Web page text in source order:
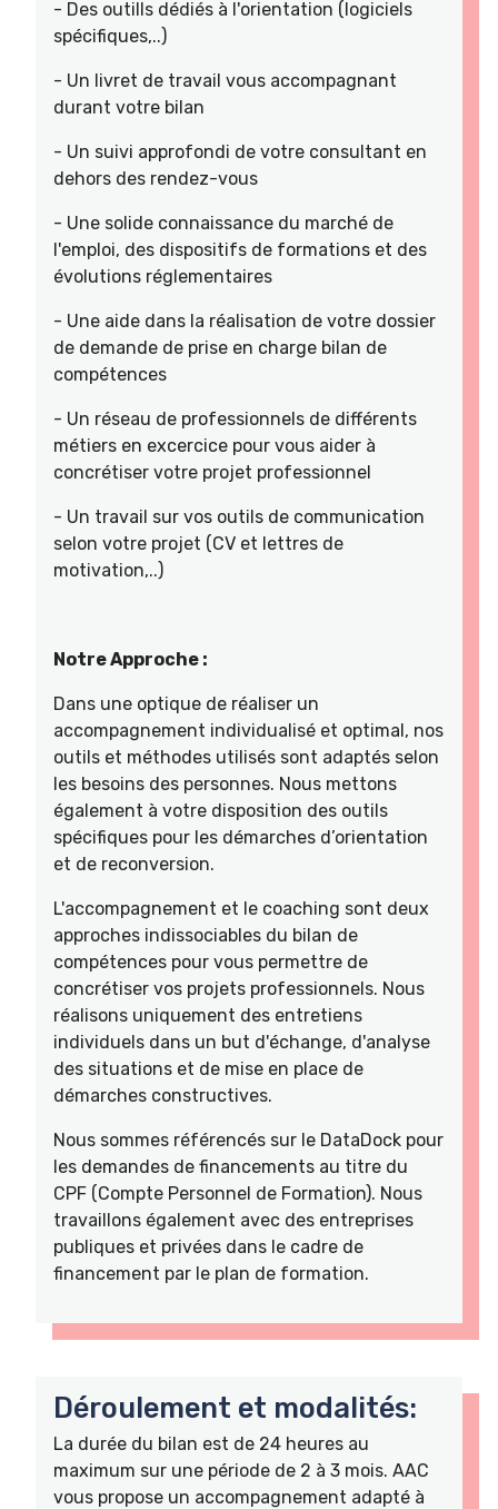
- Des outills dédiés à l'orientation (logiciels
spécifiques,..)
- Un livret de travail vous accompagnant
durant votre bilan
- Un suivi approfondi de votre consultant en
dehors des rendez-vous
- Une solide connaissance du marché de
l'emploi, des dispositifs de formations et des
évolutions réglementaires
- Une aide dans la réalisation de votre dossier
de demande de prise en charge bilan de
compétences
- Un réseau de professionnels de différents
métiers en excercice pour vous aider à
concrétiser votre projet professionnel
- Un travail sur vos outils de communication
selon votre projet (CV et lettres de
motivation,..)
Notre Approche :
Dans une optique de réaliser un
accompagnement individualisé et optimal, nos
outils et méthodes utilisés sont adaptés selon
les besoins des personnes. Nous mettons
également à votre disposition des outils
spécifiques pour les démarches d’orientation
et de reconversion.
L'accompagnement et le coaching sont deux
approches indissociables du bilan de
compétences pour vous permettre de
concrétiser vos projets professionnels. Nous
réalisons uniquement des entretiens
individuels dans un but d'échange, d'analyse
des situations et de mise en place de
démarches constructives.
Nous sommes référencés sur le DataDock pour
les demandes de financements au titre du
CPF (Compte Personnel de Formation). Nous
travaillons également avec des entreprises
publiques et privées dans le cadre de
financement par le plan de formation.
Déroulement et modalités:
La durée du bilan est de 24 heures au
maximum sur une période de 2 à 3 mois. AAC
vous propose un accompagnement adapté à